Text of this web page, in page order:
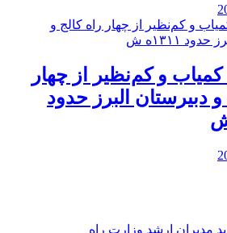
و کم‌نظیر از چهار
و دبيرستان البرز حدود